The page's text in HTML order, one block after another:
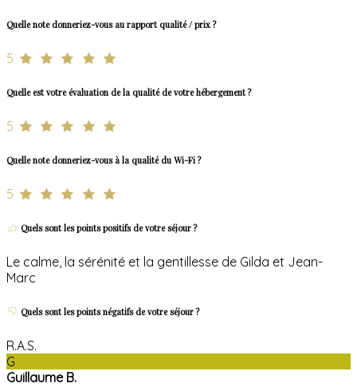
Quelle note donneriez-vous au rapport qualité / prix ?
5
Quelle est votre évaluation de la qualité de votre hébergement ?
5
Quelle note donneriez-vous à la qualité du Wi-Fi ?
5
Quels sont les points positifs de votre séjour ?
Le calme, la sérénité et la gentillesse de Gilda et Jean-
Marc
Quels sont les points négatifs de votre séjour ?
R.A.S.
G
Guillaume B.